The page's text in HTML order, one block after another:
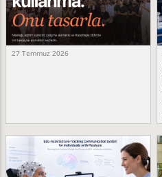
27 Temmuz 2026